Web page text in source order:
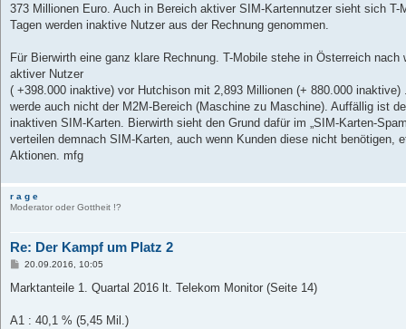
373 Millionen Euro. Auch in Bereich aktiver SIM-Kartennutzer sieht sich T-
Tagen werden inaktive Nutzer aus der Rechnung genommen.
Für Bierwirth eine ganz klare Rechnung. T-Mobile stehe in Österreich
aktiver Nutzer
( +398.000 inaktive) vor Hutchison mit 2,893 Millionen (+ 880.000 inaktive)
werde auch nicht der M2M-Bereich (Maschine zu Maschine). Auffällig ist
inaktiven SIM-Karten. Bierwirth sieht den Grund dafür im „SIM-Karten-
verteilen demnach SIM-Karten, auch wenn Kunden diese nicht benötigen,
Aktionen. mfg
r a g e
Moderator oder Gottheit !?
Re: Der Kampf um Platz 2
B
i
a
20.09.2016, 10:05
Marktanteile 1. Quartal 2016 lt. Telekom Monitor (Seite 14)
A1 : 40,1 % (5,45 Mil.)